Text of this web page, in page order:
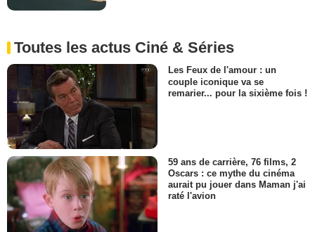
Toutes les actus Ciné & Séries
Les Feux de l'amour : un
couple iconique va se
remarier... pour la sixième fois !
59 ans de carrière, 76 films, 2
Oscars : ce mythe du cinéma
aurait pu jouer dans Maman j'ai
raté l'avion